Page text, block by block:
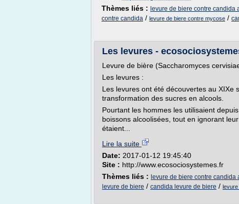
Thèmes liés : levure de biere contre candida
contre candida / levure de biere contre mycose /
Les levures -
Levure de bière (Saccharomyces
Les levures :
Les levures ont été découvertes au XIXe
transformation des sucres en alcools.
Pourtant les hommes les utilisaient
boissons alcoolisées, tout en ignorant
étaient...
Lire la suite
Date: 2017-01-12 19:45:40
Site : http://www.ecosociosystemes.fr
Thèmes liés : levure de biere contre candida
levure de biere / candida levure de biere / levure